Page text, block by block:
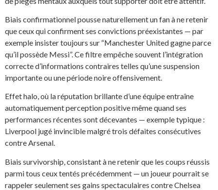
Biais confirmationnel pousse naturellement un fan à ne retenir
que ceux qui confirment ses convictions préexistantes — par
exemple insister toujours sur “Manchester United gagne parce
qu’il possède Messi”. Ce filtre empêche souvent l’intégration
correcte d’informations contraires telles qu’une suspension
importante ou une période noire offensivement.
Effet halo, où la réputation brillante d’une équipe entraîne
automatiquement perception positive même quand ses
performances récentes sont décevantes — exemple typique :
Liverpool jugé invincible malgré trois défaites consécutives
contre Arsenal.
Biais survivorship, consistant à ne retenir que les coups réussis
parmi tous ceux tentés précédemment — un joueur pourrait se
rappeler seulement ses gains spectaculaires contre Chelsea